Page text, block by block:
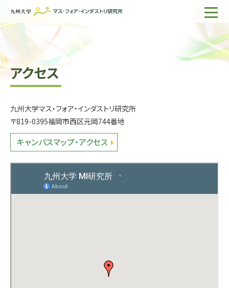
ホーム
IMIについて
組織・所員
企業の方へ
出版物一覧
サイト内検索
アクセス
九州大学マス・フォア・インダストリ研究所
〒819-0395福岡市西区元岡744番地
キャンパスマップ・アクセス